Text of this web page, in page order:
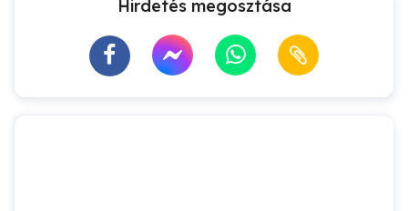
Hirdetés megosztása